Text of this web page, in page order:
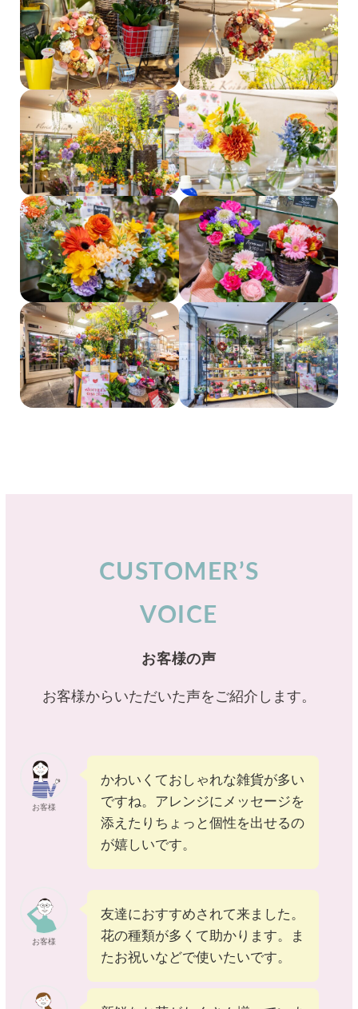
CUSTOMER’S
VOICE
お客様の声
お客様からいただいた声をご紹介します。
お客様
かわいくておしゃれな雑貨が多い
ですね。アレンジにメッセージを
添えたりちょっと個性を出せるの
が嬉しいです。
お客様
友達におすすめされて来ました。
花の種類が多くて助かります。ま
たお祝いなどで使いたいです。